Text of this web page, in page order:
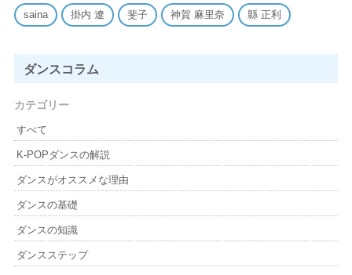
saina 掛内 遼 斐子 神賀 麻里奈 縣 正利
ダンスコラム
カテゴリー
すべて
K-POPダンスの解説
ダンスがオススメな理由
ダンスの基礎
ダンスの知識
ダンスステップ